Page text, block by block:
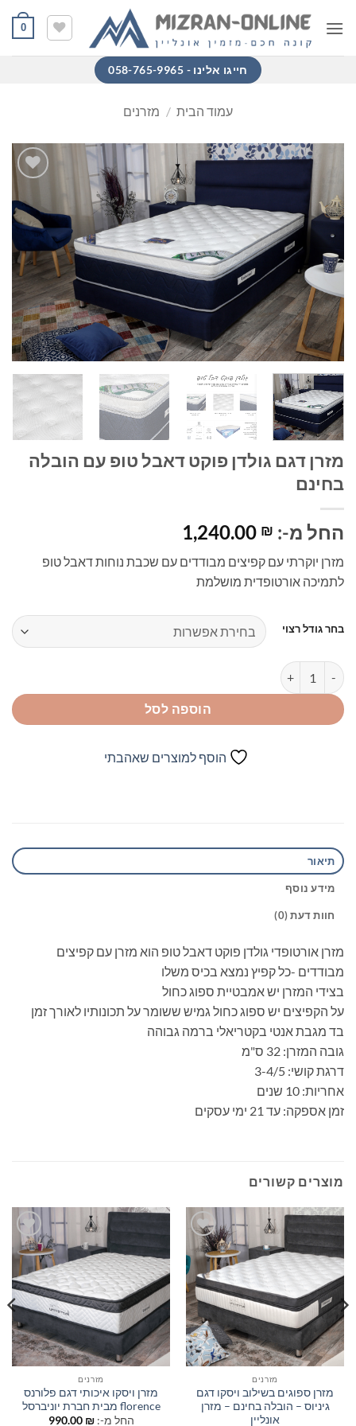
0
חייגו אלינו - 058-765-9965
עמוד הבית / מזרנים
הוסף
למוצרים
שאהבתי
מזרן דגם גולדן פוקט דאבל טופ עם הובלה
בחינם
החל מ-: 1,240.00 ₪
מזרן יוקרתי עם קפיצים מבודדים עם שכבת נוחות דאבל טופ
לתמיכה אורטופדית מושלמת
בחר גודל רצוי
כמות של מזרן דגם גולדן פוקט דאבל טופ עם הובלה בחינם
הוספה לסל
הוסף למוצרים שאהבתי
תיאור
מידע נוסף
חוות דעת (0)
מזרן אורטופדי גולדן פוקט דאבל טופ הוא מזרן עם קפיצים
מבודדים -כל קפיץ נמצא בכיס משלו
בצידי המזרן יש אמבטיית ספוג כחול
על הקפיצים יש ספוג כחול גמיש ששומר על תכונותיו לאורך זמן
בד מגבת אנטי בקטריאלי ברמה גבוהה
גובה המזרן: 32 ס"מ
דרגת קושי: 3-4/5
אחריות: 10 שנים
זמן אספקה: עד 21 ימי עסקים
מוצרים קשורים
הוסף
למוצרים
שאהבתי
מזרנים
מזרן ספוגים בשילוב ויסקו דגם
גיניוס – הובלה בחינם – מזרן
אונליין
הוסף
למוצרים
שאהבתי
מזרנים
מזרן ויסקו איכותי דגם פלורנס
florence מבית חברת יוניברסל
החל מ-:
990.00 ₪